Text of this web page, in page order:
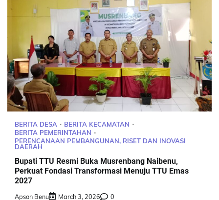
BERITA DESA
BERITA KECAMATAN
BERITA PEMERINTAHAN
PERENCANAAN PEMBANGUNAN, RISET DAN INOVASI
DAERAH
Bupati TTU Resmi Buka Musrenbang Naibenu,
Perkuat Fondasi Transformasi Menuju TTU Emas
2027
Apson Benu March 3, 2026 0